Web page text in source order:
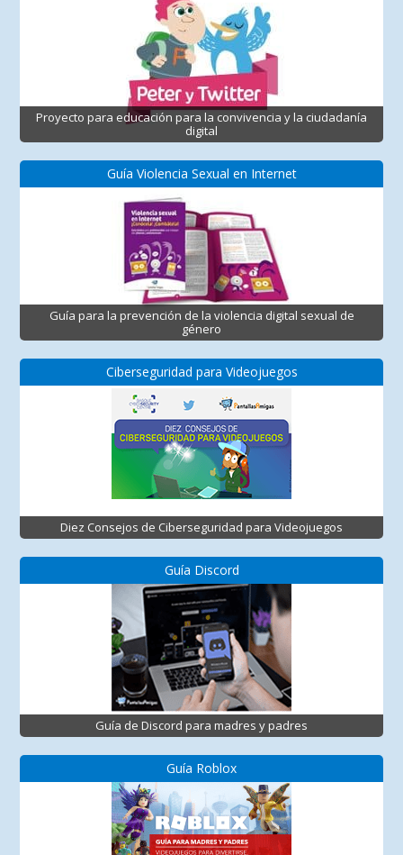
Proyecto para educación para la convivencia y la ciudadanía
digital
Guía Violencia Sexual en Internet
Guía para la prevención de la violencia digital sexual de
género
Ciberseguridad para Videojuegos
Diez Consejos de Ciberseguridad para Videojuegos
Guía Discord
Guía de Discord para madres y padres
Guía Roblox